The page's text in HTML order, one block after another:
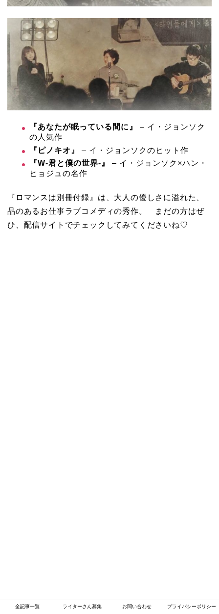
『あなたが眠っている間に』
– イ・ジョンソク
の人気作
『ピノキオ』
– イ・ジョンソクのヒット作
『W-君と僕の世界-』
– イ・ジョンソク×ハン・
ヒョジュの名作
『ロマンスは別冊付録』は、大人の優しさに溢れた、
品のあるお仕事ラブコメディの秀作。 まだの方はぜ
ひ、配信サイトでチェックしてみてくださいね♡
全記事一覧 ライターさん募集 お問い合わせ プライバシーポリシー